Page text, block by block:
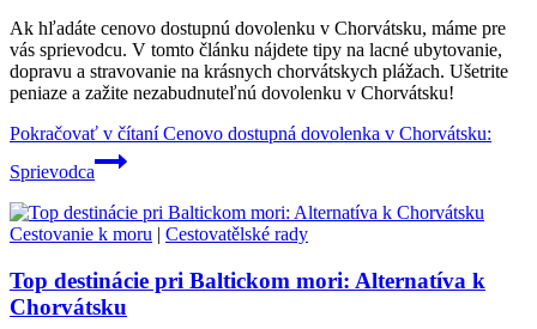
Ak hľadáte cenovo dostupnú dovolenku v Chorvátsku, máme pre
vás sprievodcu. V tomto článku nájdete tipy na lacné ubytovanie,
dopravu a stravovanie na krásnych chorvátskych plážach. Ušetrite
peniaze a zažite nezabudnuteľnú dovolenku v Chorvátsku!
Pokračovať v čítaníCenovo dostupná dovolenka v Chorvátsku:
Sprievodca
Cestovanie k moru | Cestovatělské rady
Top destinácie pri Baltickom mori: Alternatíva k
Chorvátsku